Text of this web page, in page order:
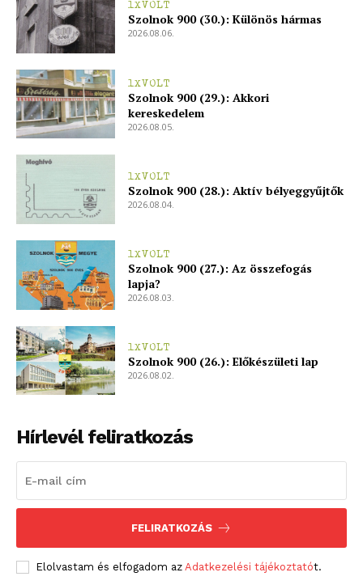
1XVOLT
Szolnok 900 (30.): Különös hármas
2026.08.06.
1XVOLT
Szolnok 900 (29.): Akkori
kereskedelem
2026.08.05.
1XVOLT
Szolnok 900 (28.): Aktív bélyeggyűjtők
2026.08.04.
1XVOLT
Szolnok 900 (27.): Az összefogás
lapja?
2026.08.03.
1XVOLT
Szolnok 900 (26.): Előkészületi lap
2026.08.02.
Hírlevél feliratkozás
FELIRATKOZÁS
Elolvastam és elfogadom az Adatkezelési tájékoztatót.